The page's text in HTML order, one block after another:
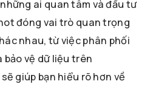
ai quan tâm và đầu tư
đóng vai trò quan trọng
nhau, từ việc phân phối
vệ dữ liệu trên
giúp bạn hiểu rõ hơn về